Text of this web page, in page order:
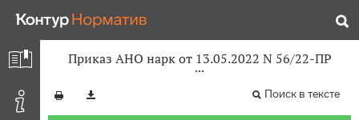
Приказ АНО нарк от 13.05.2022 N 56/22-ПР
Поиск в тексте